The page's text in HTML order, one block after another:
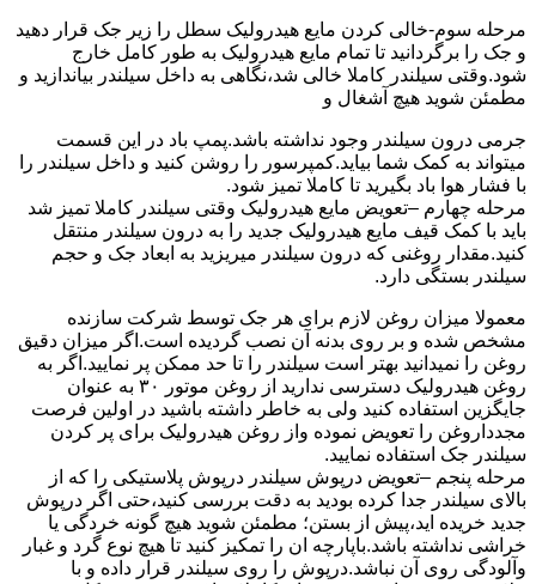
مرحله سوم-خالی کردن مایع هیدرولیک سطل را زیر جک قرار دهید
و جک را برگردانید تا تمام مایع هیدرولیک به طور کامل خارج
شود.وقتی سیلندر کاملا خالی شد،نگاهی به داخل سیلندر بیاندازید و
مطمئن شوید هیچ آشغال و
جرمی درون سیلندر وجود نداشته باشد.پمپ باد در این قسمت
میتواند به کمک شما بیاید.کمپرسور را روشن کنید و داخل سیلندر را
با فشار هوا باد بگیرید تا کاملا تمیز شود.
مرحله چهارم –تعویض مایع هیدرولیک وقتی سیلندر کاملا تمیز شد
باید با کمک قیف مایع هیدرولیک جدید را به درون سیلندر منتقل
کنید.مقدار روغنی که درون سیلندر میریزید به ابعاد جک و حجم
سیلندر بستگی دارد.
معمولا میزان روغن لازم برای هر جک توسط شرکت سازنده
مشخص شده و بر روی بدنه آن نصب گردیده است.اگر میزان دقیق
روغن را نمیدانید بهتر است سیلندر را تا حد ممکن پر نمایید.اگر به
روغن هیدرولیک دسترسی ندارید از روغن موتور ۳۰ به عنوان
جایگزین استفاده کنید ولی به خاطر داشته باشید در اولین فرصت
مجدداروغن را تعویض نموده واز روغن هیدرولیک برای پر کردن
سیلندر جک استفاده نمایید.
مرحله پنجم –تعویض درپوش سیلندر درپوش پلاستیکی را که از
بالای سیلندر جدا کرده بودید به دقت بررسی کنید،حتی اگر درپوش
جدید خریده اید،پیش از بستن؛ مطمئن شوید هیچ گونه خردگی یا
خراشی نداشته باشد.باپارچه ان را تمکیز کنید تا هیچ نوع گرد و غبار
وآلودگی روی آن نباشد.درپوش را روی سیلندر قرار داده و با